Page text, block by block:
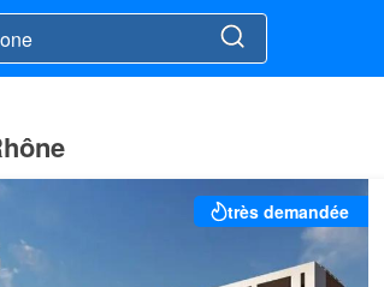
très demandée